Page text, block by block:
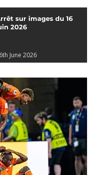
sur images du 16
2026
June 2026